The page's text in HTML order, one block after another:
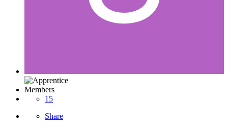
Members
15
Share